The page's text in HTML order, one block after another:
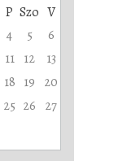
P Szo V
4 5
6
11 12
13
18 19 20
25 26 27